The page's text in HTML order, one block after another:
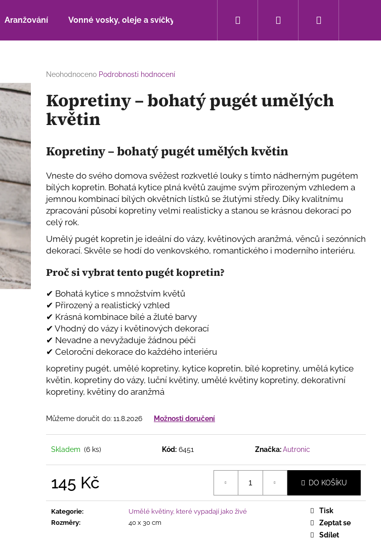
Aranžování Vonné vosky, oleje a svíčky Bytové doplňky Sezónní novinky
Přihlášení
Průměrné
produktu
je
0,0
z
Neohodnoceno Podrobnosti hodnocení
Kopretiny – bohatý pugét umělých
květin
Kopretiny – bohatý pugét umělých květin
Vneste do svého domova svěžest rozkvetlé louky s tímto nádherným pugétem
bílých kopretin. Bohatá kytice plná květů zaujme svým přirozeným vzhledem a
jemnou kombinací bílých okvětních lístků se žlutými středy. Díky kvalitnímu
zpracování působí kopretiny velmi realisticky a stanou se krásnou dekorací po
celý rok.
Umělý pugét kopretin je ideální do vázy, květinových aranžmá, věnců i sezónních
dekorací. Skvěle se hodí do venkovského, romantického i moderního interiéru.
Proč si vybrat tento pugét kopretin?
✔ Bohatá kytice s množstvím květů
✔ Přirozený a realistický vzhled
✔ Krásná kombinace bílé a žluté barvy
✔ Vhodný do vázy i květinových dekorací
✔ Nevadne a nevyžaduje žádnou péči
✔ Celoroční dekorace do každého interiéru
kopretiny pugét, umělé kopretiny, kytice kopretin, bílé kopretiny, umělá kytice
květin, kopretiny do vázy, luční květiny, umělé květiny kopretiny, dekorativní
kopretiny, květiny do aranžmá
Můžeme doručit do: 11.8.2026 Možnosti doručení
Skladem (6 ks) Kód: 6451 Značka:Autronic
145 Kč DO KOŠÍKU
Kategorie:
Umělé květiny, které vypadají jako živé
Rozměry: 40 x 30 cm
Tisk
Zeptat se
Sdílet
najít?
HLEDAT
Následující
HEBKÝM
KOMBINACIS KVĚTY, BOBULKAMI A
DŘEVĚNÝMI MOTÝLKY